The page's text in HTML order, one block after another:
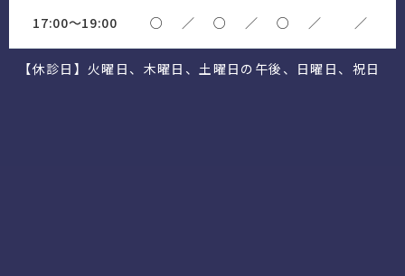
17:00～19:00 ○ ／ ○ ／ ○ ／ ／
【休診日】火曜日、木曜日、土曜日の午後、日曜日、祝日